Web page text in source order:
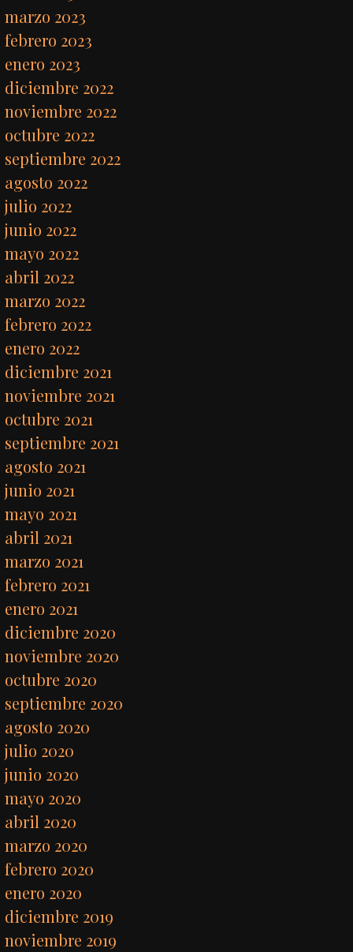
marzo 2023
febrero 2023
enero 2023
diciembre 2022
noviembre 2022
octubre 2022
septiembre 2022
agosto 2022
julio 2022
junio 2022
mayo 2022
abril 2022
marzo 2022
febrero 2022
enero 2022
diciembre 2021
noviembre 2021
octubre 2021
septiembre 2021
agosto 2021
junio 2021
mayo 2021
abril 2021
marzo 2021
febrero 2021
enero 2021
diciembre 2020
noviembre 2020
octubre 2020
septiembre 2020
agosto 2020
julio 2020
junio 2020
mayo 2020
abril 2020
marzo 2020
febrero 2020
enero 2020
diciembre 2019
noviembre 2019